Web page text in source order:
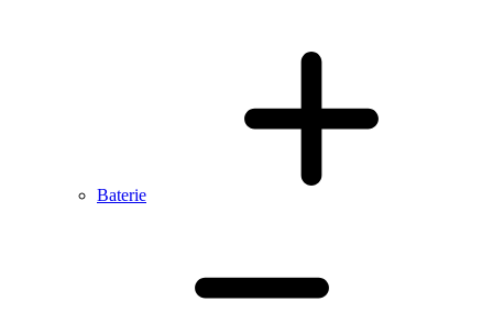
Baterie